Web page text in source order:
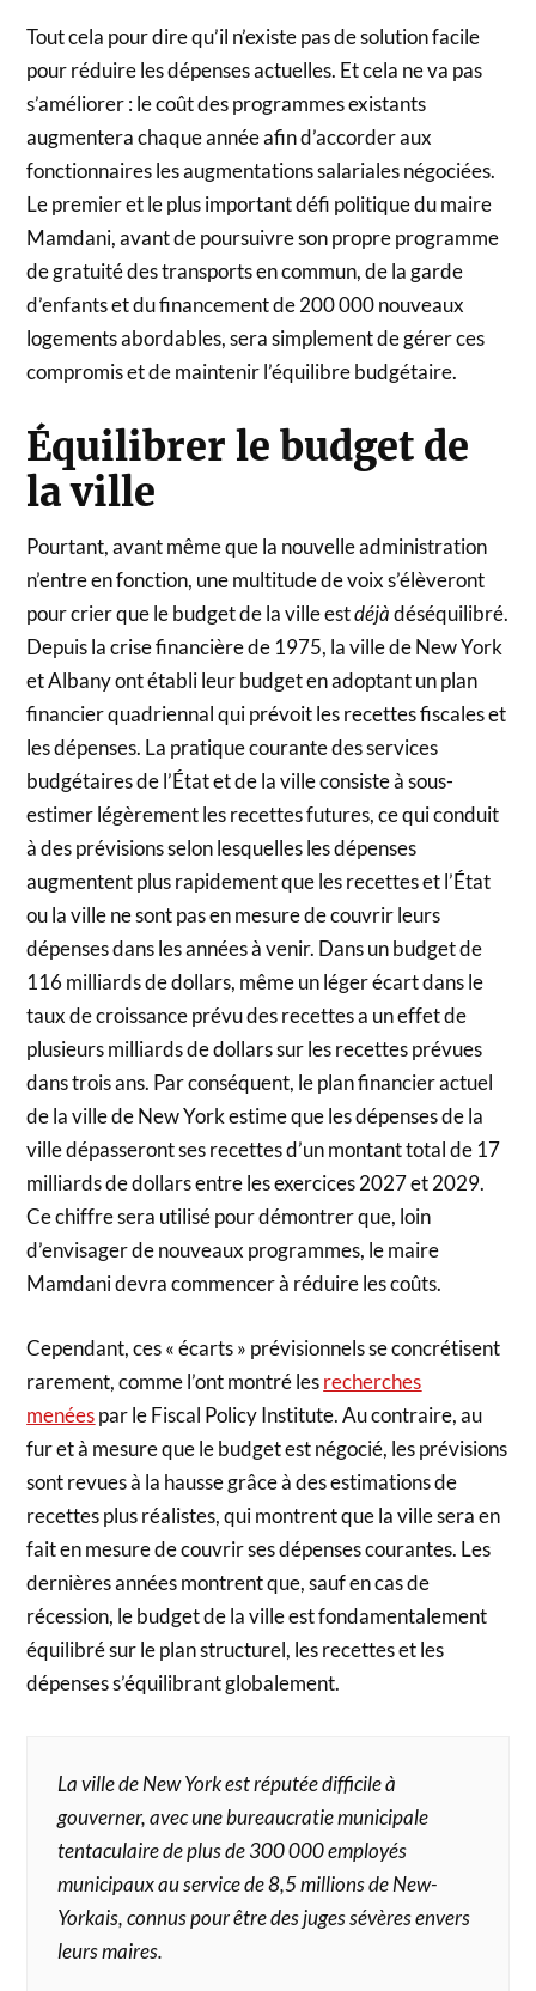
Tout cela pour dire qu’il n’existe pas de solution facile
pour réduire les dépenses actuelles. Et cela ne va pas
s’améliorer : le coût des programmes existants
augmentera chaque année afin d’accorder aux
fonctionnaires les augmentations salariales négociées.
Le premier et le plus important défi politique du maire
Mamdani, avant de poursuivre son propre programme
de gratuité des transports en commun, de la garde
d’enfants et du financement de 200 000 nouveaux
logements abordables, sera simplement de gérer ces
compromis et de maintenir l’équilibre budgétaire.
Équilibrer le budget de
la ville
Pourtant, avant même que la nouvelle administration
n’entre en fonction, une multitude de voix s’élèveront
pour crier que le budget de la ville estdéjàdéséquilibré.
Depuis la crise financière de 1975, la ville de New York
et Albany ont établi leur budget en adoptant un plan
financier quadriennal qui prévoit les recettes fiscales et
les dépenses. La pratique courante des services
budgétaires de l’État et de la ville consiste à sous-
estimer légèrement les recettes futures, ce qui conduit
à des prévisions selon lesquelles les dépenses
augmentent plus rapidement que les recettes et l’État
ou la ville ne sont pas en mesure de couvrir leurs
dépenses dans les années à venir. Dans un budget de
116 milliards de dollars, même un léger écart dans le
taux de croissance prévu des recettes a un effet de
plusieurs milliards de dollars sur les recettes prévues
dans trois ans. Par conséquent, le plan financier actuel
de la ville de New York estime que les dépenses de la
ville dépasseront ses recettes d’un montant total de 17
milliards de dollars entre les exercices 2027 et 2029.
Ce chiffre sera utilisé pour démontrer que, loin
d’envisager de nouveaux programmes, le maire
Mamdani devra commencer à réduire les coûts.
Cependant, ces « écarts » prévisionnels se concrétisent
rarement, comme l’ont montré lesrecherches
menéespar le Fiscal Policy Institute. Au contraire, au
fur et à mesure que le budget est négocié, les prévisions
sont revues à la hausse grâce à des estimations de
recettes plus réalistes, qui montrent que la ville sera en
fait en mesure de couvrir ses dépenses courantes. Les
dernières années montrent que, sauf en cas de
récession, le budget de la ville est fondamentalement
équilibré sur le plan structurel, les recettes et les
dépenses s’équilibrant globalement.
La ville de New York est réputée difficile à
gouverner, avec une bureaucratie municipale
tentaculaire de plus de 300 000 employés
municipaux au service de 8,5 millions de New-
Yorkais, connus pour être des juges sévères envers
leurs maires.